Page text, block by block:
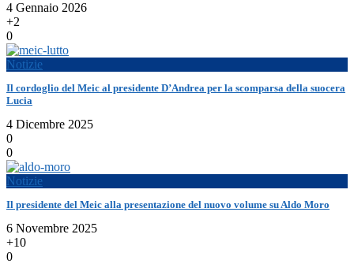
4 Gennaio 2026
+2
0
Notizie
Il cordoglio del Meic al presidente D’Andrea per la scomparsa della suocera
Lucia
4 Dicembre 2025
0
0
Notizie
Il presidente del Meic alla presentazione del nuovo volume su Aldo Moro
6 Novembre 2025
+10
0